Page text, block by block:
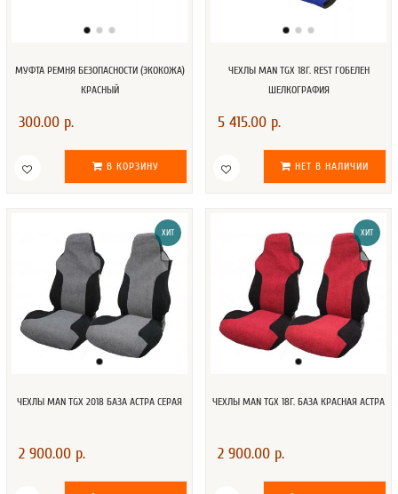
МУФТА РЕМНЯ БЕЗОПАСНОСТИ (ЭКОКОЖА)
КРАСНЫЙ
300.00 р.
В КОРЗИНУ
ЧЕХЛЫ MAN TGX 18Г. REST ГОБЕЛЕН
ШЕЛКОГРАФИЯ
5 415.00 р.
НЕТ В НАЛИЧИИ
ХИТ
ЧЕХЛЫ MAN TGX 2018 БАЗА АСТРА СЕРАЯ
2 900.00 р.
ХИТ
ЧЕХЛЫ MAN TGX 18Г. БАЗА КРАСНАЯ АСТРА
2 900.00 р.